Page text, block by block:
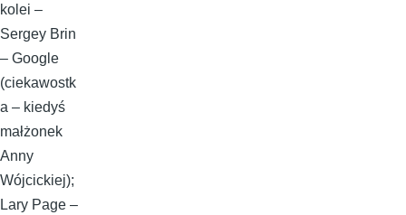
kolei –
Sergey Brin
– Google
(ciekawostk
a – kiedyś
małżonek
Anny
Wójcickiej);
Lary Page –